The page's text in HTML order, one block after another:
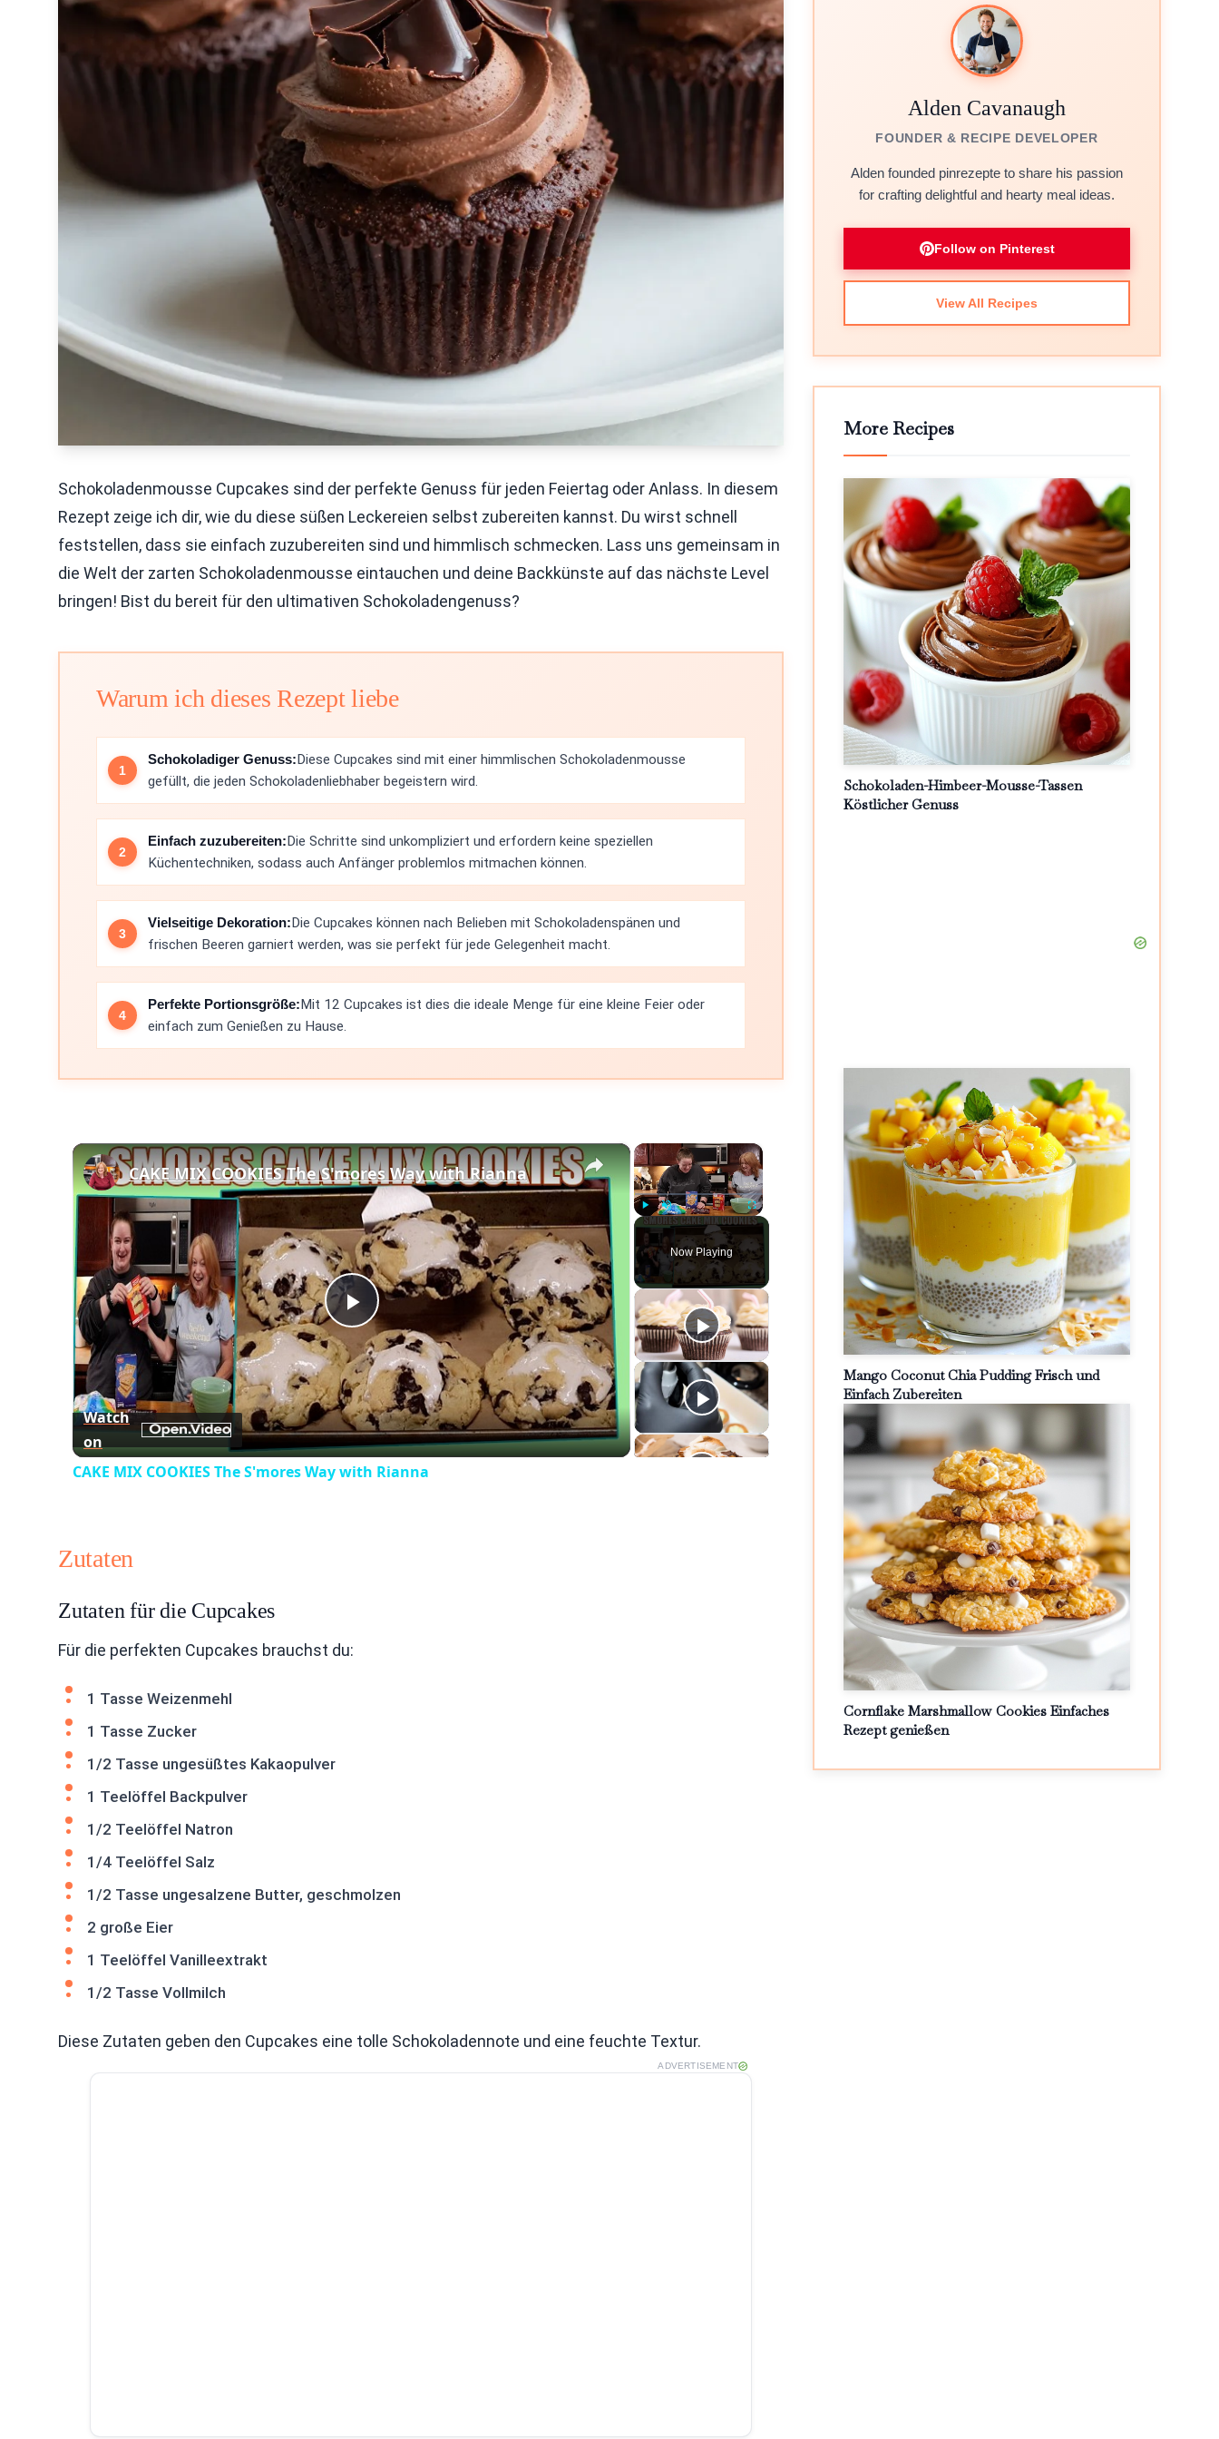
Schokoladenmousse Cupcakes sind der perfekte Genuss für jeden Feiertag oder Anlass. In diesem
Rezept zeige ich dir, wie du diese süßen Leckereien selbst zubereiten kannst. Du wirst schnell
feststellen, dass sie einfach zuzubereiten sind und himmlisch schmecken. Lass uns gemeinsam in
die Welt der zarten Schokoladenmousse eintauchen und deine Backkünste auf das nächste Level
bringen! Bist du bereit für den ultimativen Schokoladengenuss?
Warum ich dieses Rezept liebe
Schokoladiger Genuss:Diese Cupcakes sind mit einer himmlischen Schokoladenmousse
gefüllt, die jeden Schokoladenliebhaber begeistern wird.
Einfach zuzubereiten:Die Schritte sind unkompliziert und erfordern keine speziellen
Küchentechniken, sodass auch Anfänger problemlos mitmachen können.
Vielseitige Dekoration:Die Cupcakes können nach Belieben mit Schokoladenspänen und
frischen Beeren garniert werden, was sie perfekt für jede Gelegenheit macht.
Perfekte Portionsgröße:Mit 12 Cupcakes ist dies die ideale Menge für eine kleine Feier oder
einfach zum Genießen zu Hause.
×
Play Unmute Fullscreen
Now Playing
×
Play
Video
CAKE MIX COOKIES The S'mores Way with Rianna
Watch
on
CAKE MIX COOKIES The S'mores Way with Rianna
Zutaten
Zutaten für die Cupcakes
Für die perfekten Cupcakes brauchst du:
1 Tasse Weizenmehl
1 Tasse Zucker
1/2 Tasse ungesüßtes Kakaopulver
1 Teelöffel Backpulver
1/2 Teelöffel Natron
1/4 Teelöffel Salz
1/2 Tasse ungesalzene Butter, geschmolzen
2 große Eier
1 Teelöffel Vanilleextrakt
1/2 Tasse Vollmilch
Diese Zutaten geben den Cupcakes eine tolle Schokoladennote und eine feuchte Textur.
ADVERTISEMENT
Alden Cavanaugh
FOUNDER & RECIPE DEVELOPER
Alden founded pinrezepte to share his passion
for crafting delightful and hearty meal ideas.
Follow on Pinterest
View All Recipes
More Recipes
Schokoladen-Himbeer-Mousse-Tassen
Köstlicher Genuss
Mango Coconut Chia Pudding Frisch und
Einfach Zubereiten
Cornflake Marshmallow Cookies Einfaches
Rezept genießen